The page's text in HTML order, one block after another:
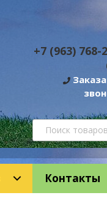
+7 (963) 768-
Контакты